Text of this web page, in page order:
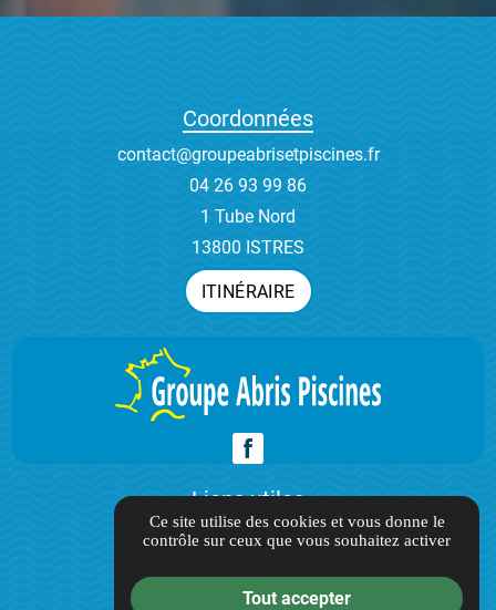
Coordonnées
contact@groupeabrisetpiscines.fr
04 26 93 99 86
1 Tube Nord
13800 ISTRES
ITINÉRAIRE
Liens utiles
Guide local
Informations complémentaires
Mentions légales
Ce site utilise des cookies et vous donne le
contrôle sur ceux que vous souhaitez activer
Tout accepter